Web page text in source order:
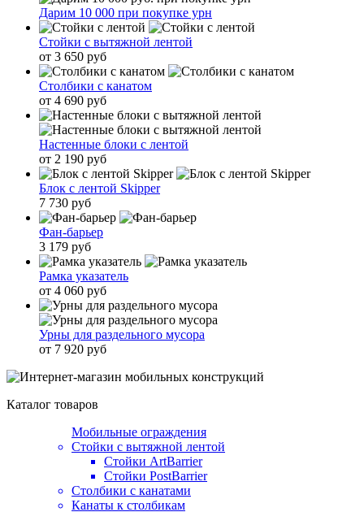
Дарим 10 000 при покупке урн
Стойки с вытяжной лентой
от 3 650 руб
Столбики с канатом
от 4 690 руб
Настенные блоки с лентой
от 2 190 руб
Блок с лентой Skipper
7 730 руб
Фан-барьер
3 179 руб
Рамка указатель
от 4 060 руб
Урны для раздельного мусора
от 7 920 руб
Каталог товаров
Мобильные ограждения
Стойки с вытяжной лентой
Стойки ArtBarrier
Стойки PostBarrier
Столбики с канатами
Канаты к столбикам